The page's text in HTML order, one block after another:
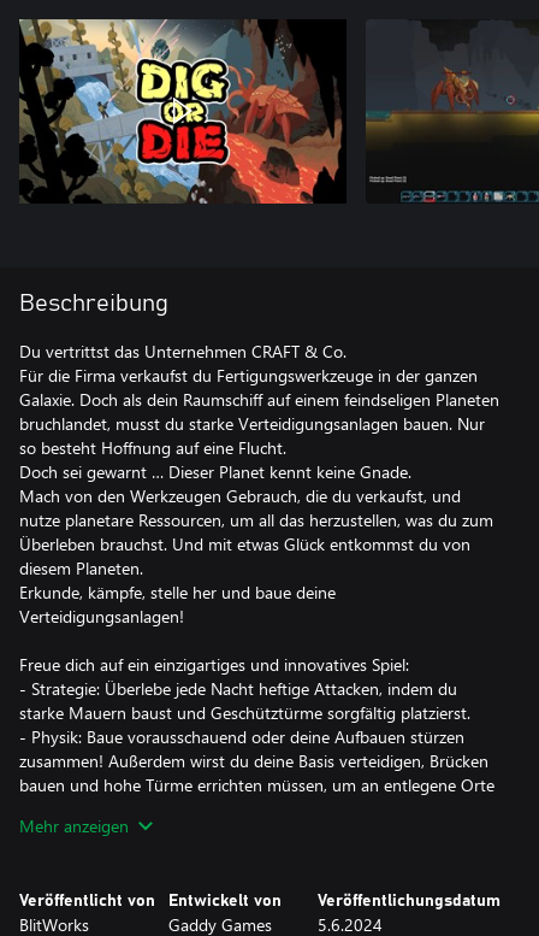
Beschreibung
Du vertrittst das Unternehmen CRAFT & Co.
Für die Firma verkaufst du Fertigungswerkzeuge in der ganzen
Galaxie. Doch als dein Raumschiff auf einem feindseligen Planeten
bruchlandet, musst du starke Verteidigungsanlagen bauen. Nur
so besteht Hoffnung auf eine Flucht.
Doch sei gewarnt … Dieser Planet kennt keine Gnade.
Mach von den Werkzeugen Gebrauch, die du verkaufst, und
nutze planetare Ressourcen, um all das herzustellen, was du zum
Überleben brauchst. Und mit etwas Glück entkommst du von
diesem Planeten.
Erkunde, kämpfe, stelle her und baue deine
Verteidigungsanlagen!
Freue dich auf ein einzigartiges und innovatives Spiel:
- Strategie: Überlebe jede Nacht heftige Attacken, indem du
starke Mauern baust und Geschütztürme sorgfältig platzierst.
- Physik: Baue vorausschauend oder deine Aufbauen stürzen
zusammen! Außerdem wirst du deine Basis verteidigen, Brücken
bauen und hohe Türme errichten müssen, um an entlegene Orte
- Wasserzyklus: Regen, Einsickern, unterirdische Flüsse und Seen
- Spiele im klassischen oder probiere die angepassten Spielmodi:
Am Meeresgrund (beginne in einer Höhle am Grunde eines
Mehr anzeigen
Veröffentlicht von
BlitWorks
Entwickelt von
Gaddy Games
Veröffentlichungsdatum
5.6.2024